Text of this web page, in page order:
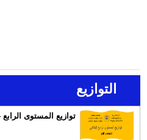
التوازيع
توازيع المستوى الرابع 4 إبتدائي 2025-2026 word